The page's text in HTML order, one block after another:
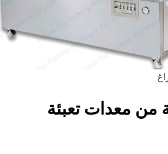
معدات تعبئة